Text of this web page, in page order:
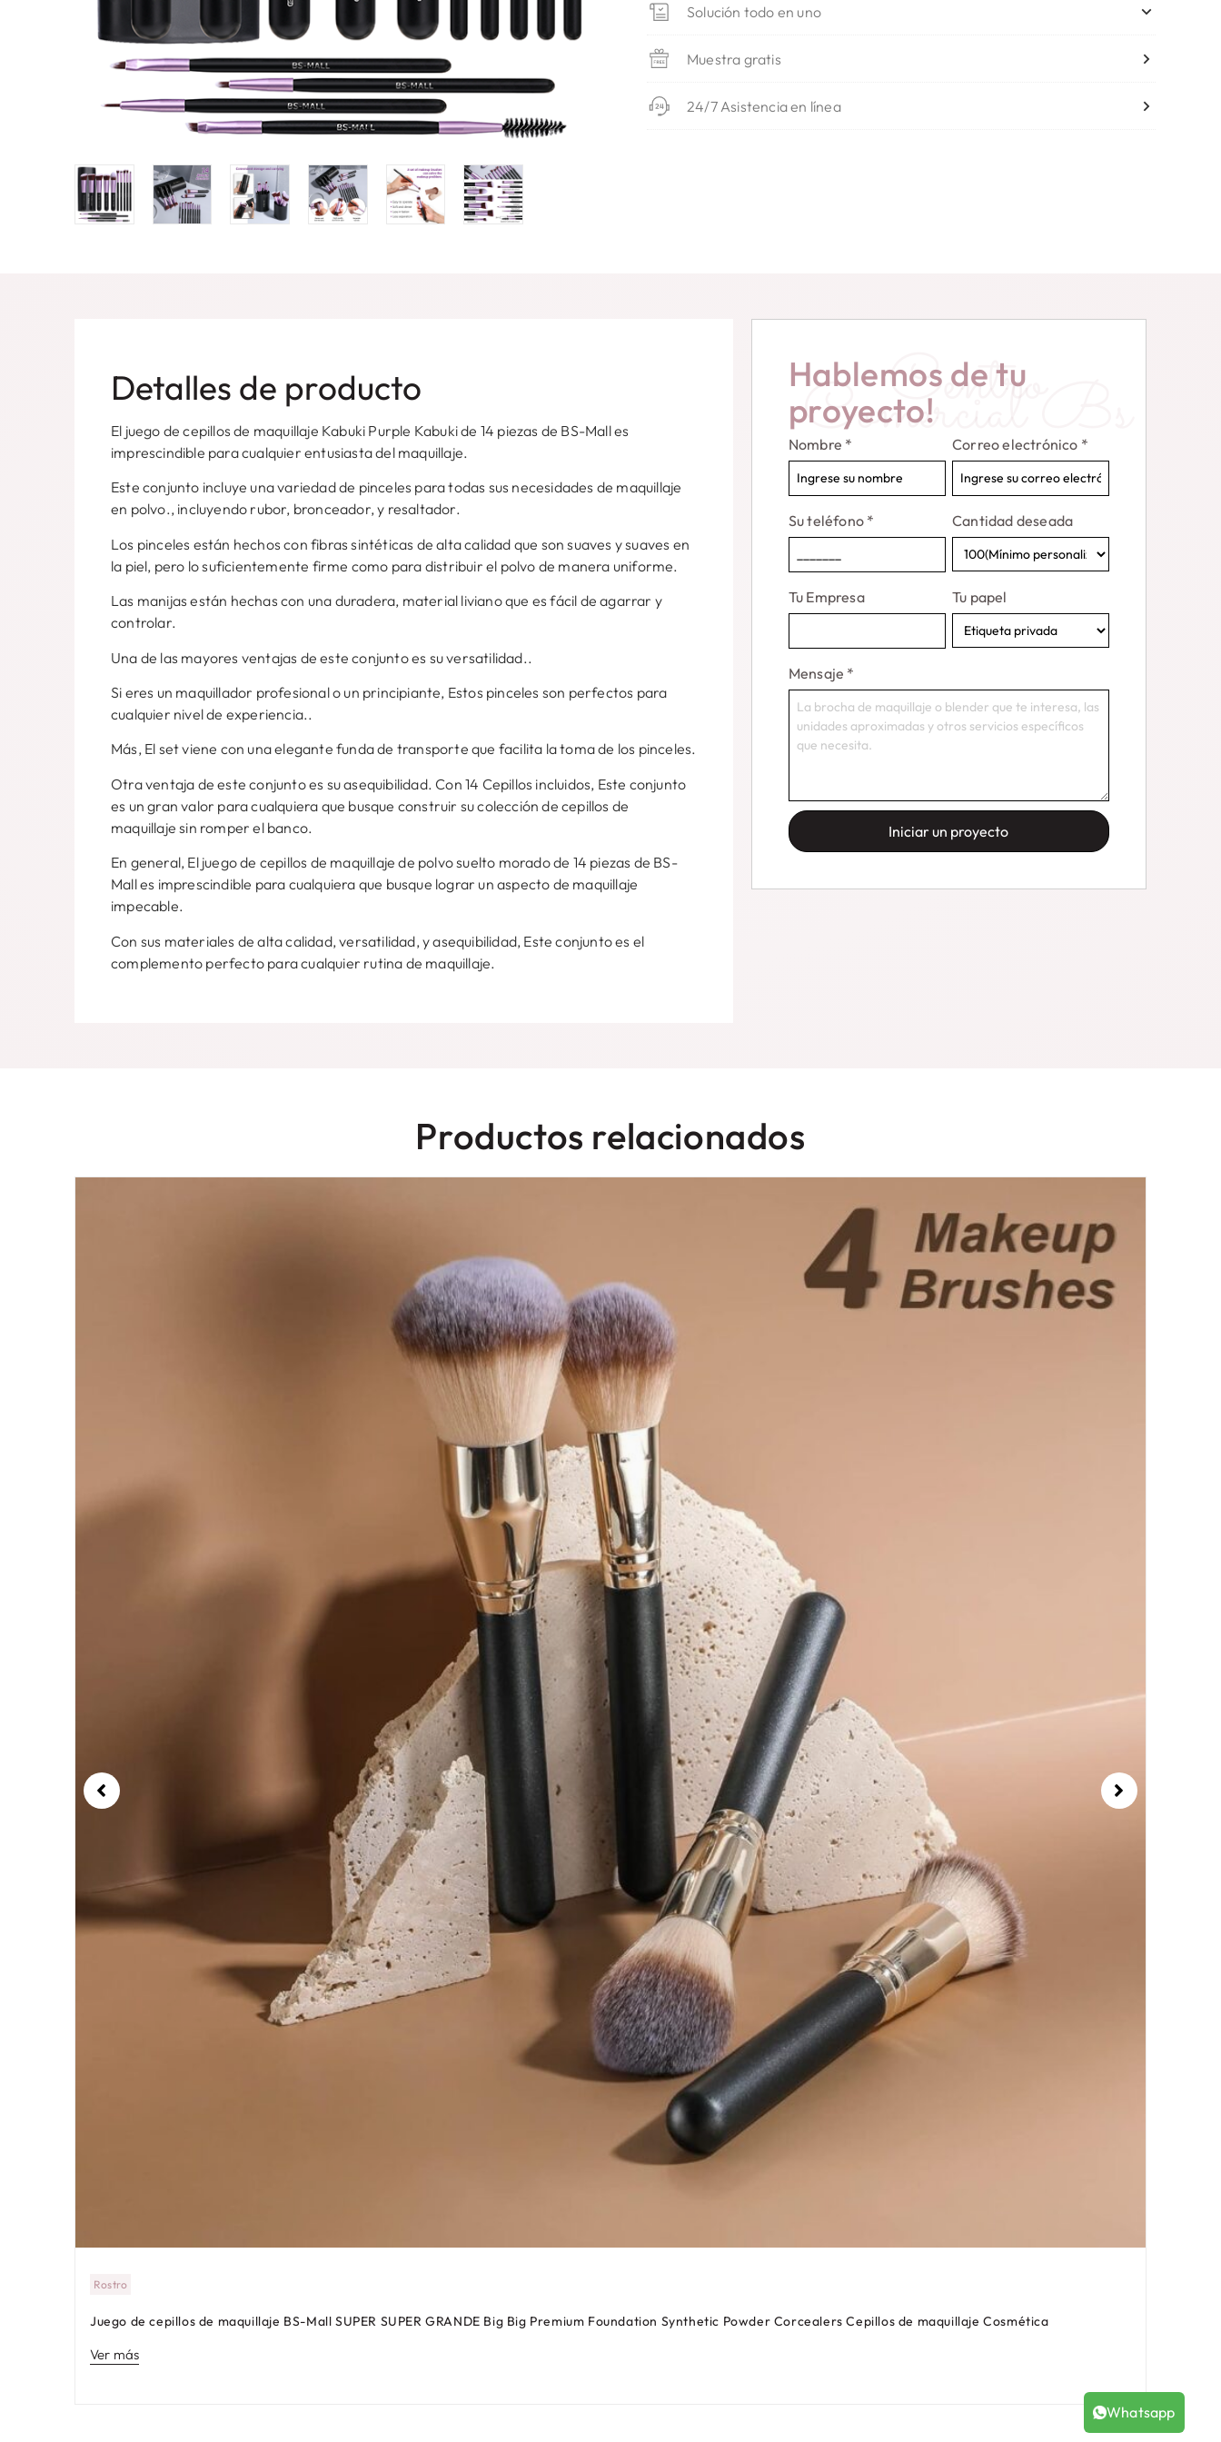
Solución todo en uno
Muestra gratis
24/7 Asistencia en línea
Hablemos de tu
proyecto!Centro
Comercial Bs
Nombre * Correo electrónico *
Su teléfono * Cantidad deseada
Tu Empresa Tu papel
Mensaje *
Iniciar un proyecto
Detalles de producto
El juego de cepillos de maquillaje Kabuki Purple Kabuki de 14 piezas de BS-Mall es
imprescindible para cualquier entusiasta del maquillaje.
Este conjunto incluye una variedad de pinceles para todas sus necesidades de maquillaje
en polvo., incluyendo rubor, bronceador, y resaltador.
Los pinceles están hechos con fibras sintéticas de alta calidad que son suaves y suaves en
la piel, pero lo suficientemente firme como para distribuir el polvo de manera uniforme.
Las manijas están hechas con una duradera, material liviano que es fácil de agarrar y
controlar.
Una de las mayores ventajas de este conjunto es su versatilidad..
Si eres un maquillador profesional o un principiante, Estos pinceles son perfectos para
cualquier nivel de experiencia..
Más, El set viene con una elegante funda de transporte que facilita la toma de los pinceles.
Otra ventaja de este conjunto es su asequibilidad. Con 14 Cepillos incluidos, Este conjunto
es un gran valor para cualquiera que busque construir su colección de cepillos de
maquillaje sin romper el banco.
En general, El juego de cepillos de maquillaje de polvo suelto morado de 14 piezas de BS-
Mall es imprescindible para cualquiera que busque lograr un aspecto de maquillaje
impecable.
Con sus materiales de alta calidad, versatilidad, y asequibilidad, Este conjunto es el
complemento perfecto para cualquier rutina de maquillaje.
Productos relacionados
Rostro
Juego de cepillos de maquillaje BS-Mall SUPER SUPER GRANDE Big Big Premium Foundation Synthetic Powder Corcealers Cepillos de maquillaje Cosmética
Ver más
Whatsapp